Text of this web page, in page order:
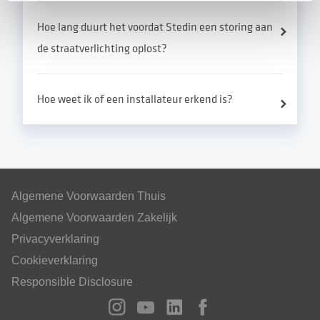
Hoe lang duurt het voordat Stedin een storing aan
de straatverlichting oplost?
Hoe weet ik of een installateur erkend is?
Algemene Voorwaarden Thuis
Algemene Voorwaarden Zakelijk
Privacyverklaring
Cookieverklaring
Responsible Disclosure